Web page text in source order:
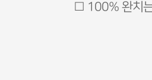
□ 100% 완치